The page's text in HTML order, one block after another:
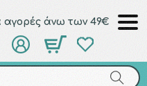
αγορές άνω των 49€